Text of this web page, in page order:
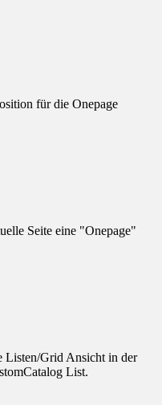
für die Onepage
Seite eine "Onepage"
Listen/Grid Ansicht in der
List.